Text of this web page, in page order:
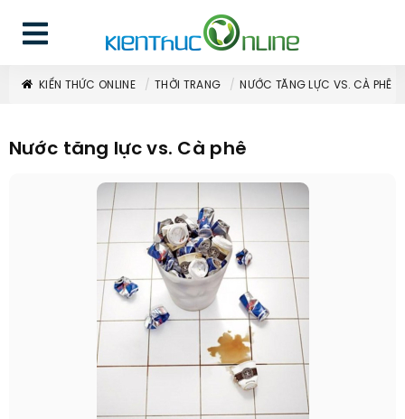
KIẾN THỨC ONLINE THỜI TRANG NƯỚC TĂNG LỰC VS. CÀ PHÊ
Nước tăng lực vs. Cà phê